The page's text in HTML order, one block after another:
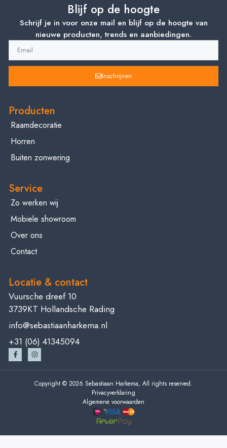
Blijf op de hoogte
Schrijf je in voor onze mail en blijf op de hoogte van
nieuwe producten, trends en aanbiedingen.
Inschrijven
Producten
Raamdecoratie
Horren
Buiten zonwering
Service
Zo werken wij
Mobiele showroom
Over ons
Contact
Locatie & contact
Vuursche dreef 10
3739KT Hollandsche Rading
info@sebastiaanharkema.nl
+31 (06) 41345094
Copyright © 2026 Sebastiaan Harkema, All rights reserved.
Privacyverklaring
Algemene voorwaarden